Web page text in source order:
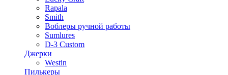
Rapala
Smith
Воблеры ручной работы
Sumlures
D-3 Custom
Джерки
Westin
Пилькеры